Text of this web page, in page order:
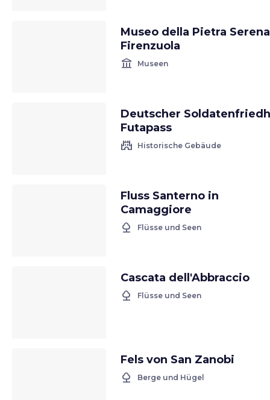
Museo della Pietra
Firenzuola
account_balance Museen
Deutscher
Futapass
castle Historische Gebäude
Fluss Santerno in
Camaggiore
nature Flüsse und Seen
Cascata dell'Abbraccio
nature Flüsse und Seen
Fels von San Zanobi
nature Berge und Hügel